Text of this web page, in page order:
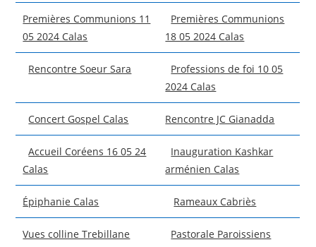
Premières Communions 11
05 2024 Calas
Premières Communions
18 05 2024 Calas
Rencontre Soeur Sara
Professions de foi 10 05
2024 Calas
Concert Gospel Calas Rencontre JC Gianadda
Accueil Coréens 16 05 24
Calas
Inauguration Kashkar
arménien Calas
Épiphanie Calas Rameaux Cabriès
Vues colline Trebillane
Pastorale Paroissiens